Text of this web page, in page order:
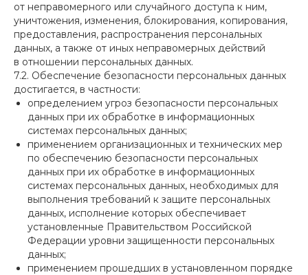
от неправомерного или случайного доступа к ним,
уничтожения, изменения, блокирования, копирования,
предоставления, распространения персональных
данных, а также от иных неправомерных действий
в отношении персональных данных.
7.2. Обеспечение безопасности персональных данных
достигается, в частности:
определением угроз безопасности персональных
данных при их обработке в информационных
системах персональных данных;
применением организационных и технических мер
по обеспечению безопасности персональных
данных при их обработке в информационных
системах персональных данных, необходимых для
выполнения требований к защите персональных
данных, исполнение которых обеспечивает
установленные Правительством Российской
Федерации уровни защищенности персональных
данных;
применением прошедших в установленном порядке